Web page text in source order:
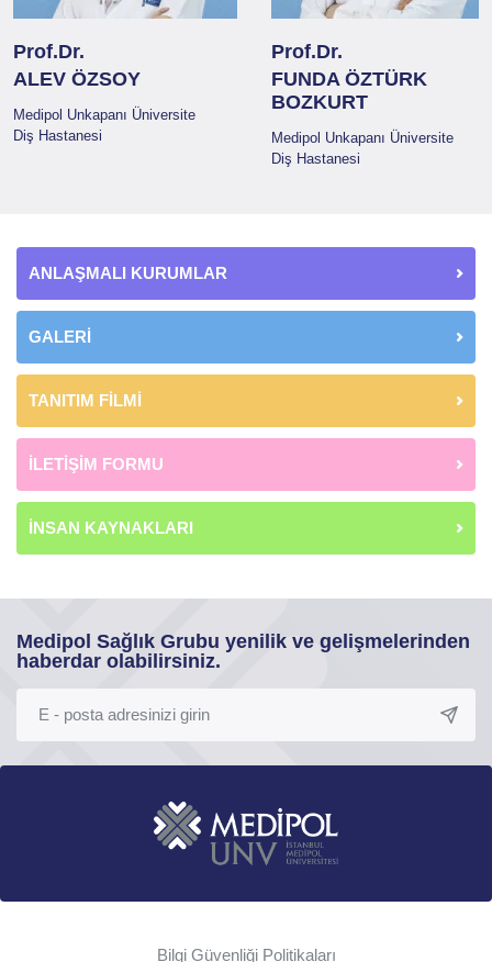
Prof.Dr.
ALEV ÖZSOY
Medipol Unkapanı Üniversite
Diş Hastanesi
Prof.Dr.
FUNDA ÖZTÜRK
BOZKURT
Medipol Unkapanı Üniversite
Diş Hastanesi
ANLAŞMALI KURUMLAR
GALERİ
TANITIM FİLMİ
İLETİŞİM FORMU
İNSAN KAYNAKLARI
Medipol Sağlık Grubu yenilik ve gelişmelerinden
haberdar olabilirsiniz.
Bilgi Güvenliği Politikaları